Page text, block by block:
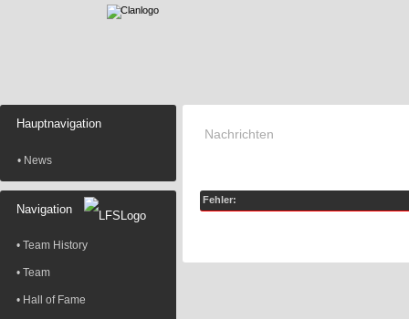
Hauptnavigation
• News
Navigation
• Team History
• Team
• Hall of Fame
Nachrichten
Fehler: